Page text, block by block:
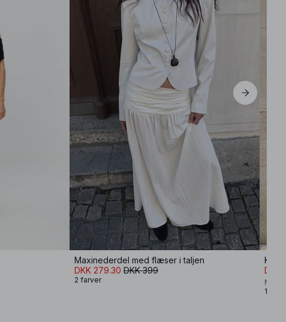
Maxinederdel med flæser i taljen
DKK 279.30 DKK 399
2 farver
DKK
Moa
1